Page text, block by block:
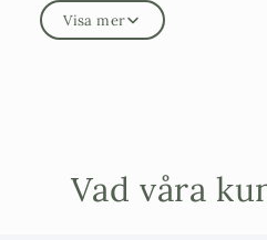
är detta halva vinfat ett
att framhäva dina växter
Vill man ha lite ljusare
slipa den hemma och få
Visa mer
Vad våra